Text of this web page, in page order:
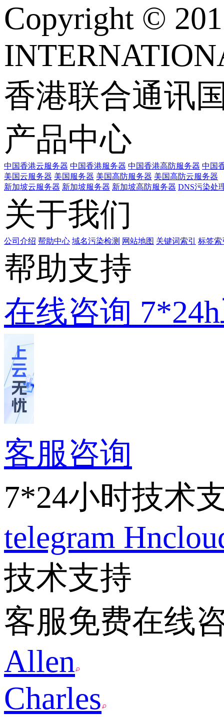
Copyright ©
香港联合通讯
产品中心
中国香港云服务器 中国香港服务器 中国香港高防服务器 中国
美国云服务器 美国服务器 美国高防服务器 美国高防云服务器
新加坡云服务器 新加坡服务器 新加坡高防服务器 DNS污染处
关于我们
公司介绍 帮助中心 域名污染检测 网站地图 关键词索引 标签索
帮助支持
在线咨询
客服咨询
7*24小时技术
telegram
技术支持
客服免费在线
Allen
Charles